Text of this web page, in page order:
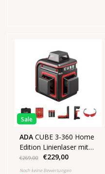
Sale
ADA CUBE 3-360 Home
Edition Linienlaser mit
3x360° roten Linien
€269,00 €229,00
Noch keine Bewertungen